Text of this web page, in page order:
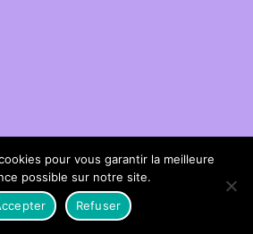
pour vous garantir la meilleure
possible sur notre site.
Refuser